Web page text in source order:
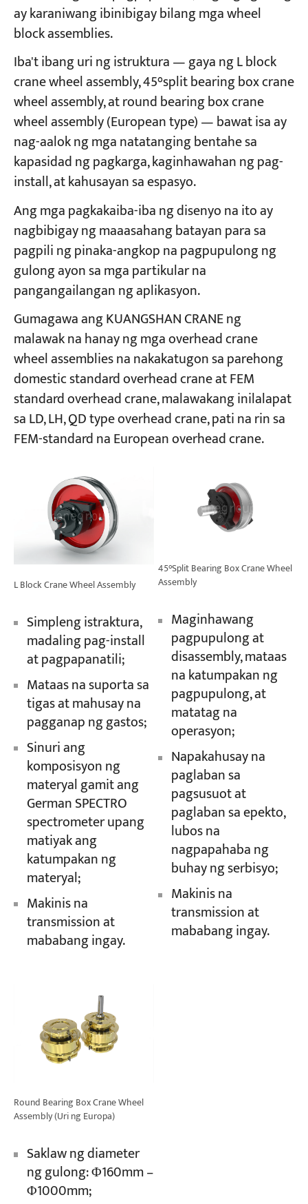
ay karaniwang ibinibigay bilang mga wheel
block assemblies.
Iba't ibang uri ng istruktura — gaya ng L block
crane wheel assembly, 45°split bearing box crane
wheel assembly, at round bearing box crane
wheel assembly (European type) — bawat isa ay
nag-aalok ng mga natatanging bentahe sa
kapasidad ng pagkarga, kaginhawahan ng pag-
install, at kahusayan sa espasyo.
Ang mga pagkakaiba-iba ng disenyo na ito ay
nagbibigay ng maaasahang batayan para sa
pagpili ng pinaka-angkop na pagpupulong ng
gulong ayon sa mga partikular na
pangangailangan ng aplikasyon.
Gumagawa ang KUANGSHAN CRANE ng
malawak na hanay ng mga overhead crane
wheel assemblies na nakakatugon sa parehong
domestic standard overhead crane at FEM
standard overhead crane, malawakang inilalapat
sa LD, LH, QD type overhead crane, pati na rin sa
FEM-standard na European overhead crane.
L Block Crane Wheel Assembly
Simpleng istraktura,
madaling pag-install
at pagpapanatili;
Mataas na suporta sa
tigas at mahusay na
pagganap ng gastos;
Sinuri ang
komposisyon ng
materyal gamit ang
German SPECTRO
spectrometer upang
matiyak ang
katumpakan ng
materyal;
Makinis na
transmission at
mababang ingay.
45°Split Bearing Box Crane Wheel
Assembly
Maginhawang
pagpupulong at
disassembly, mataas
na katumpakan ng
pagpupulong, at
matatag na
operasyon;
Napakahusay na
paglaban sa
pagsusuot at
paglaban sa epekto,
lubos na
nagpapahaba ng
buhay ng serbisyo;
Makinis na
transmission at
mababang ingay.
Round Bearing Box Crane Wheel
Assembly (Uri ng Europa)
Saklaw ng diameter
ng gulong: Φ160mm –
Φ1000mm;